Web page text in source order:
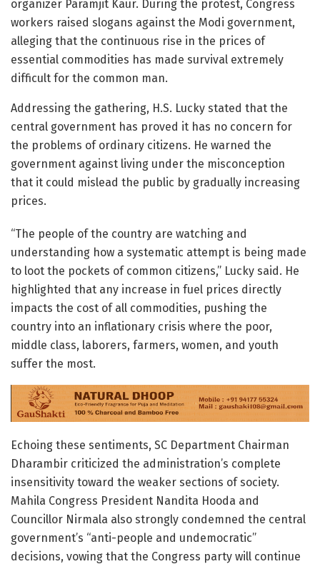
organizer Paramjit Kaur. During the protest, Congress
workers raised slogans against the Modi government,
alleging that the continuous rise in the prices of
essential commodities has made survival extremely
difficult for the common man.
Addressing the gathering, H.S. Lucky stated that the
central government has proved it has no concern for
the problems of ordinary citizens. He warned the
government against living under the misconception
that it could mislead the public by gradually increasing
prices.
“The people of the country are watching and
understanding how a systematic attempt is being made
to loot the pockets of common citizens,” Lucky said. He
highlighted that any increase in fuel prices directly
impacts the cost of all commodities, pushing the
country into an inflationary crisis where the poor,
middle class, laborers, farmers, women, and youth
suffer the most.
Echoing these sentiments, SC Department Chairman
Dharambir criticized the administration’s complete
insensitivity toward the weaker sections of society.
Mahila Congress President Nandita Hooda and
Councillor Nirmala also strongly condemned the central
government’s “anti-people and undemocratic”
decisions, vowing that the Congress party will continue